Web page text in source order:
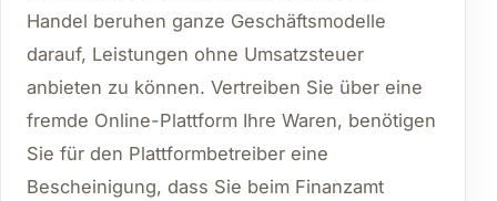
Handel beruhen ganze Geschäftsmodelle
darauf, Leistungen ohne Umsatzsteuer
anbieten zu können. Vertreiben Sie über eine
fremde Online-Plattform Ihre Waren, benötigen
Sie für den Plattformbetreiber eine
Bescheinigung, dass Sie beim Finanzamt